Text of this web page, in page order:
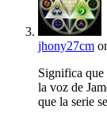
jhony27cm
Significa que
la voz de
que la serie